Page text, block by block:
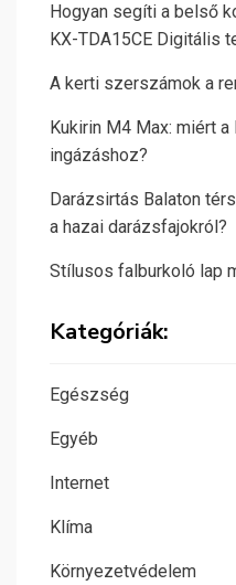
Hogyan segíti a belső
KX-TDA15CE Digitális
A kerti szerszámok a
Kukirin M4 Max: miért
ingázáshoz?
Darázsirtás Balaton
a hazai darázsfajokról?
Stílusos falburkoló lap
Kategóriák:
Egészség
Egyéb
Internet
Klíma
Környezetvédelem